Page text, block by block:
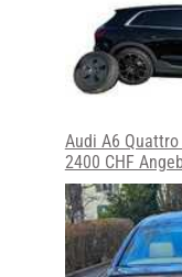
Audi A6
2400 CHF